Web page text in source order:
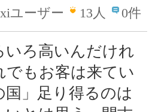
ユーザー
13人 0件
いろ高いんだけれ
でもお客は来てい
国」足り得るのは